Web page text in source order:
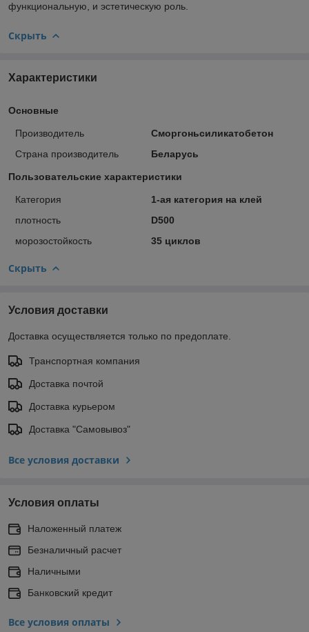
функциональную, и эстетическую роль.
Скрыть
Характеристики
Основные
Производитель
Сморгоньсиликатобетон
Страна производитель
Беларусь
Пользовательские характеристики
Категория
1-ая категория на клей
плотность
D500
морозостойкость
35 циклов
Скрыть
Условия доставки
Доставка осуществляется только по предоплате.
Транспортная компания
Доставка почтой
Доставка курьером
Доставка "Самовывоз"
Все условия доставки
Условия оплаты
Наложенный платеж
Безналичный расчет
Наличными
Банковский кредит
Все условия оплаты